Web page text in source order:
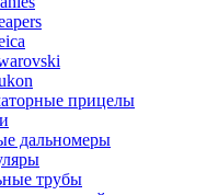
прицелы
дальномеры
трубы